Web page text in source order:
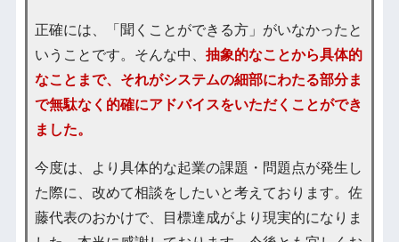
正確には、「聞くことができる方」がいなかったと
いうことです。そんな中、 抽象的なことから具体的
なことまで、それがシステムの細部にわたる部分ま
で無駄なく的確にアドバイスをいただくことができ
ました。
今度は、より具体的な起業の課題・問題点が発生し
た際に、改めて相談をしたいと考えております。佐
藤代表のおかけで、目標達成がより現実的になりま